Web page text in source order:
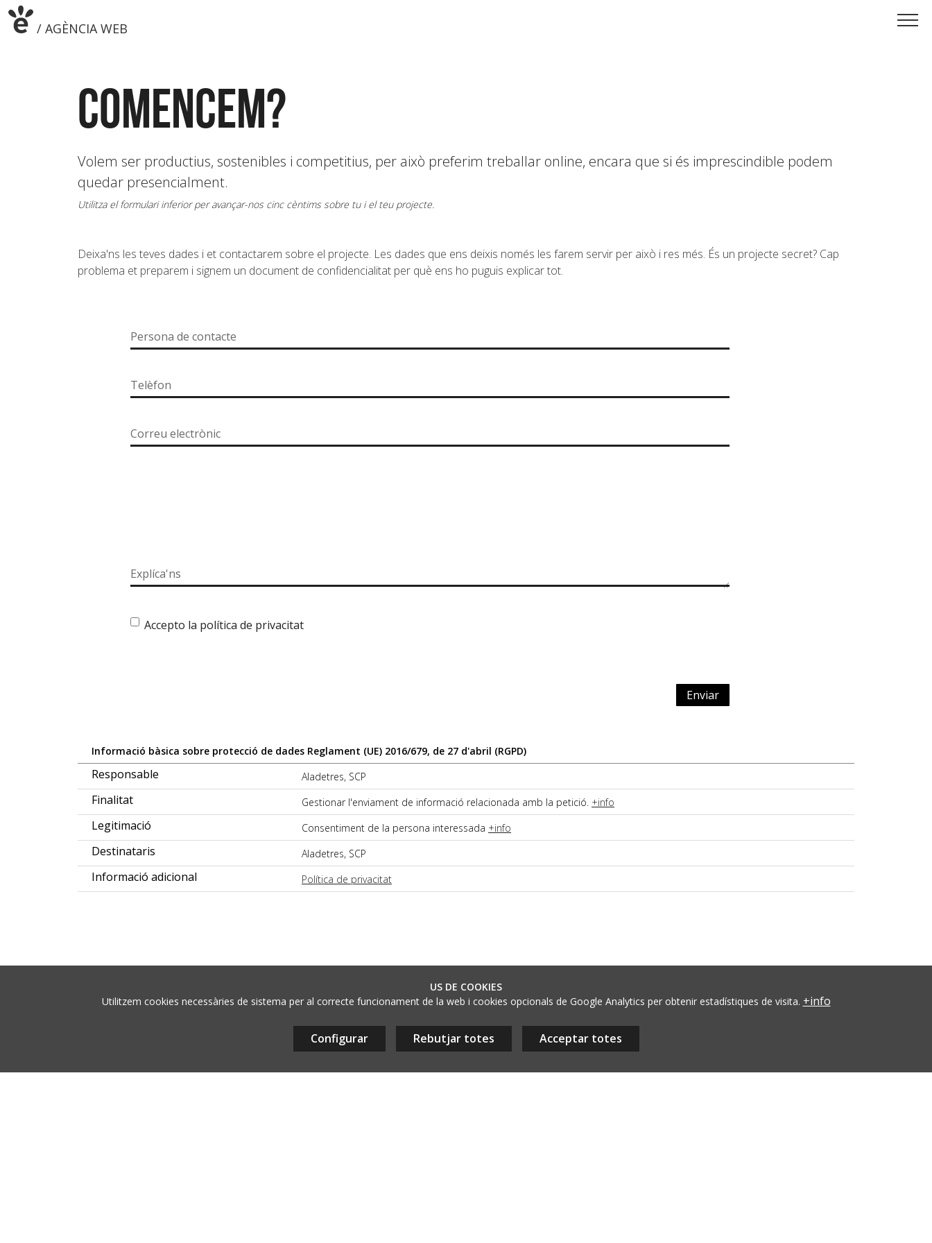
US DE COOKIES
Utilitzem cookies necessàries de sistema per al correcte funcionament de la web i cookies opcionals de Google Analytics per obtenir estadístiques de visita. +info
Configurar Rebutjar totes Acceptar totes
/ AGÈNCIA WEB
/ ESTRATÈGIA WEB
/ DISSENY WEB
Comencem?
Volem ser productius, sostenibles i competitius, per això preferim treballar online, encara que si és imprescindible podem
quedar presencialment.
Utilitza el formulari inferior per avançar-nos cinc cèntims sobre tu i el teu projecte.
Deixa'ns les teves dades i et contactarem sobre el projecte. Les dades que ens deixis només les farem servir per això i res més. És un projecte secret? Cap
problema et preparem i signem un document de confidencialitat per què ens ho puguis explicar tot.
Persona de contacte
Telèfon
Correu electrònic
Explíca'ns
Accepto la política de privacitat
Informació bàsica sobre protecció de dades Reglament (UE) 2016/679, de 27 d'abril (RGPD)
Responsable Aladetres, SCP
Finalitat Gestionar l'enviament de informació relacionada amb la petició. +info
Legitimació Consentiment de la persona interessada +info
Destinataris Aladetres, SCP
Informació adicional Política de privacitat
+34 938 052 678 - dl a dv de 9 a 13h
Configurar cookies